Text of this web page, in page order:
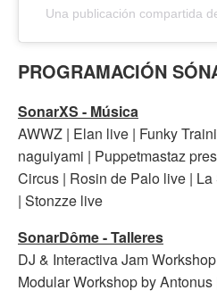
Una publicación compartida
PROGRAMACIÓN
SonarXS - Música
AWWZ | Elan live | Funky
naguiyami | Puppetmastaz
Circus | Rosin de Palo live |
| Stonzze live
SonarDôme - Talleres
DJ & Interactiva Jam
Modular Workshop by